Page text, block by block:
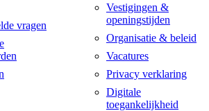
vragen
Vestigingen &
openingstijden
Organisatie & beleid
Vacatures
Privacy verklaring
Digitale
toegankelijkheid